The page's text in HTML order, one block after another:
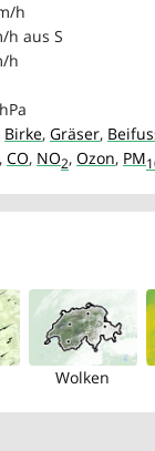
h
h aus S
h
Birke, Gräser,
, CO, NO2, Ozon, PM
Wolken